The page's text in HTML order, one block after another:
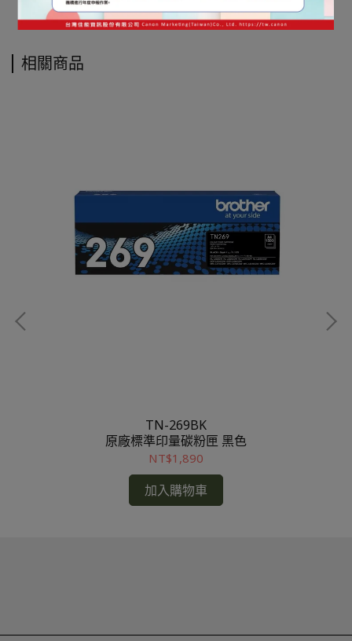
相關商品
TN-269BK
原廠標準印量碳粉匣 黑色
NT$1,890
加入購物車